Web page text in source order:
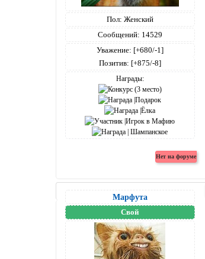
Пол: Женский
Сообщений: 14529
Уважение: [+680/-1]
Позитив: [+875/-8]
Награды:
Марфута
Свой